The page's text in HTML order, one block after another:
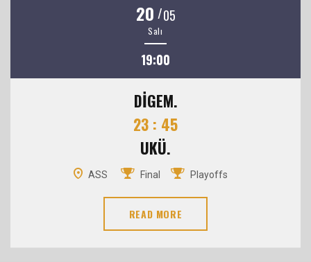
20 /05
Salı
19:00
DİGEM.
23 : 45
UKÜ.
ASS Final Playoffs
READ MORE